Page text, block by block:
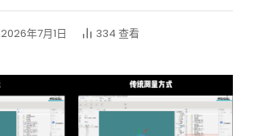
2026年7月1日 334 查看